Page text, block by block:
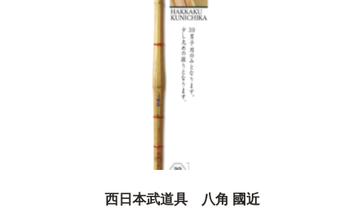
西日本武道具 八角 國近